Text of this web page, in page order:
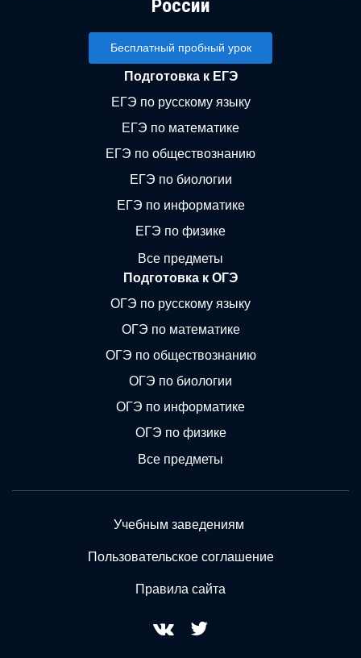
России
Бесплатный пробный урок
Подготовка к ЕГЭ
ЕГЭ по русскому языку
ЕГЭ по математике
ЕГЭ по обществознанию
ЕГЭ по биологии
ЕГЭ по информатике
ЕГЭ по физике
Все предметы
Подготовка к ОГЭ
ОГЭ по русскому языку
ОГЭ по математике
ОГЭ по обществознанию
ОГЭ по биологии
ОГЭ по информатике
ОГЭ по физике
Все предметы
Учебным заведениям
Пользовательское соглашение
Правила сайта